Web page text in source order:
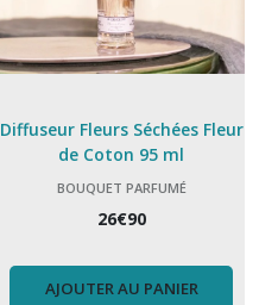
Diffuseur Fleurs Séchées Fleur
de Coton 95 ml
BOUQUET PARFUMÉ
26€90
AJOUTER AU PANIER